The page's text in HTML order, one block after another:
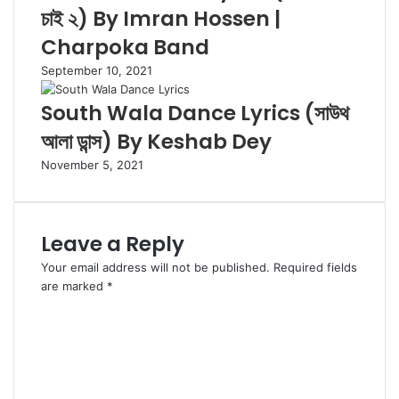
চাই ২) By Imran Hossen |
Charpoka Band
September 10, 2021
South Wala Dance Lyrics (সাউথ
আলা ডান্স) By Keshab Dey
November 5, 2021
Leave a Reply
Your email address will not be published. Required fields
are marked *